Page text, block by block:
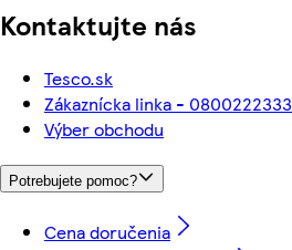
Kontaktujte nás
Tesco.sk
Zákaznícka linka - 0800222333
Výber obchodu
Potrebujete pomoc?
Cena doručenia